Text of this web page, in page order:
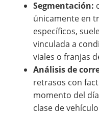
Segmentación:
únicamente en
específicos,
vinculada a
viales o franjas
Análisis de
retrasos con
momento del
clase de